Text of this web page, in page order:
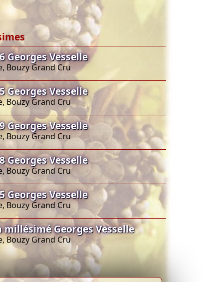
Georges Vesselle
Bouzy Grand Cru
Georges Vesselle
Bouzy Grand Cru
Georges Vesselle
Bouzy Grand Cru
Georges Vesselle
Bouzy Grand Cru
Georges Vesselle
Bouzy Grand Cru
Georges Vesselle
Bouzy Grand Cru